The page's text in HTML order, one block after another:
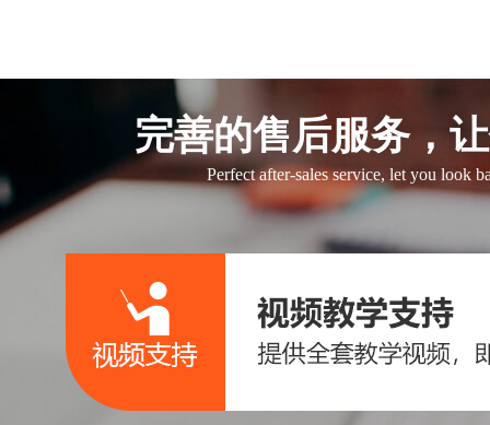
完善的售后服务，
Perfect after-sales service, let you look